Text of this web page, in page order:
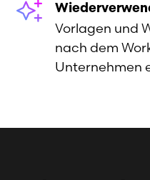
Vorlagen und
nach dem
Unternehmen